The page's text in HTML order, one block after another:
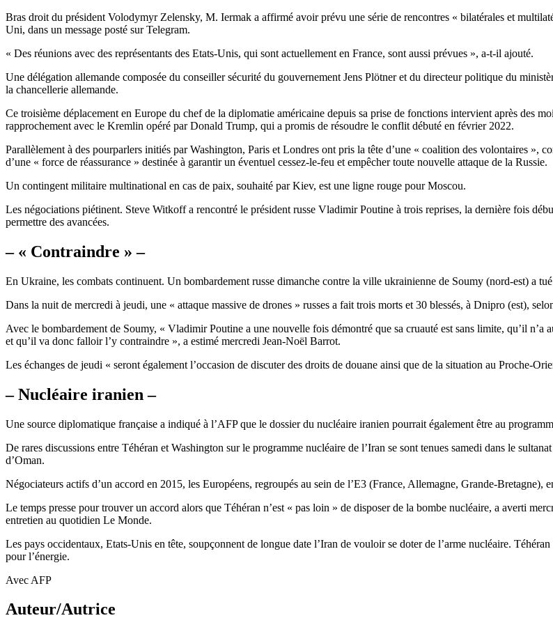
Bras droit du président Volodymyr Zelensky, M. Iermak a affirmé avoir prévu une série de rencontres « bilatérales et
Uni, dans un message posté sur Telegram.
« Des réunions avec des représentants des Etats-Unis, qui sont actuellement en France, sont aussi prévues », a-t-il ajouté.
Une délégation allemande composée du conseiller sécurité du gouvernement Jens Plötner et du directeur politique du
la chancellerie allemande.
Ce troisième déplacement en Europe du chef de la diplomatie américaine depuis sa prise de fonctions intervient après des
rapprochement avec le Kremlin opéré par Donald Trump, qui a promis de résoudre le conflit débuté en février 2022.
Parallèlement à des pourparlers initiés par Washington, Paris et Londres ont pris la tête d’une « coalition des volontaires »,
d’une « force de réassurance » destinée à garantir un éventuel cessez-le-feu et empêcher toute nouvelle attaque de la Russie.
Un contingent militaire multinational en cas de paix, souhaité par Kiev, est une ligne rouge pour Moscou.
Les négociations piétinent. Steve Witkoff a rencontré le président russe Vladimir Poutine à trois reprises, la dernière fois
permettre des avancées.
– « Contraindre » –
En Ukraine, les combats continuent. Un bombardement russe dimanche contre la ville ukrainienne de Soumy (nord-est) a
Dans la nuit de mercredi à jeudi, une « attaque massive de drones » russes a fait trois morts et 30 blessés, à Dnipro (est),
Avec le bombardement de Soumy, « Vladimir Poutine a une nouvelle fois démontré que sa cruauté est sans limite, qu’il
et qu’il va donc falloir l’y contraindre », a estimé mercredi Jean-Noël Barrot.
Les échanges de jeudi « seront également l’occasion de discuter des droits de douane ainsi que de la situation au Proche-
– Nucléaire iranien –
Une source diplomatique française a indiqué à l’AFP que le dossier du nucléaire iranien pourrait également être au
De rares discussions entre Téhéran et Washington sur le programme nucléaire de l’Iran se sont tenues samedi dans le
d’Oman.
Négociateurs actifs d’un accord en 2015, les Européens, regroupés au sein de l’E3 (France, Allemagne, Grande-Bretagne),
Le temps presse pour trouver un accord alors que Téhéran n’est « pas loin » de disposer de la bombe nucléaire, a averti
entretien au quotidien Le Monde.
Les pays occidentaux, Etats-Unis en tête, soupçonnent de longue date l’Iran de vouloir se doter de l’arme nucléaire.
pour l’énergie.
Avec AFP
Auteur/Autrice